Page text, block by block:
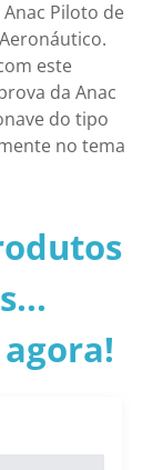
Piloto de
este
da Anac
do tipo
no tema